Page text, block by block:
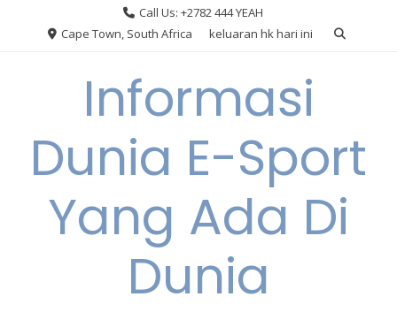
Call Us: +2782 444 YEAH
Cape Town, South Africa
keluaran hk hari ini
Informasi
Dunia E-Sport
Yang Ada Di
Dunia